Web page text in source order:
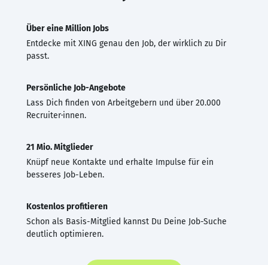
Über eine Million Jobs
Entdecke mit XING genau den Job, der wirklich zu Dir
passt.
Persönliche Job-Angebote
Lass Dich finden von Arbeitgebern und über 20.000
Recruiter·innen.
21 Mio. Mitglieder
Knüpf neue Kontakte und erhalte Impulse für ein
besseres Job-Leben.
Kostenlos profitieren
Schon als Basis-Mitglied kannst Du Deine Job-Suche
deutlich optimieren.